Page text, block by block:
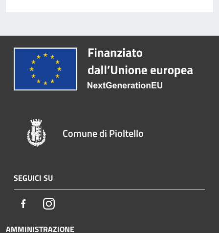
Comune di Pioltello
SEGUICI SU
FacebookInstagram
AMMINISTRAZIONE